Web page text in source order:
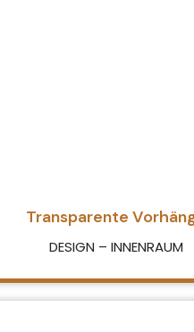
Transparente
DESIGN – INNENRAUM